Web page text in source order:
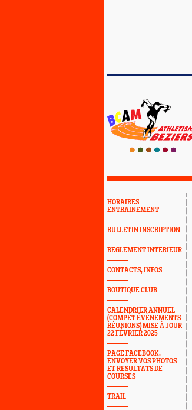
HORAIRES
ENTRAINEMENT
BULLETIN INSCRIPTION
REGLEMENT INTERIEUR
CONTACTS, INFOS
BOUTIQUE CLUB
CALENDRIER ANNUEL
(COMPÉT ÉVÈNEMENTS
RÉUNIONS) MISE À JOUR
22 FÉVRIER 2025
PAGE FACEBOOK,
ENVOYER VOS PHOTOS
ET RESULTATS DE
COURSES
TRAIL